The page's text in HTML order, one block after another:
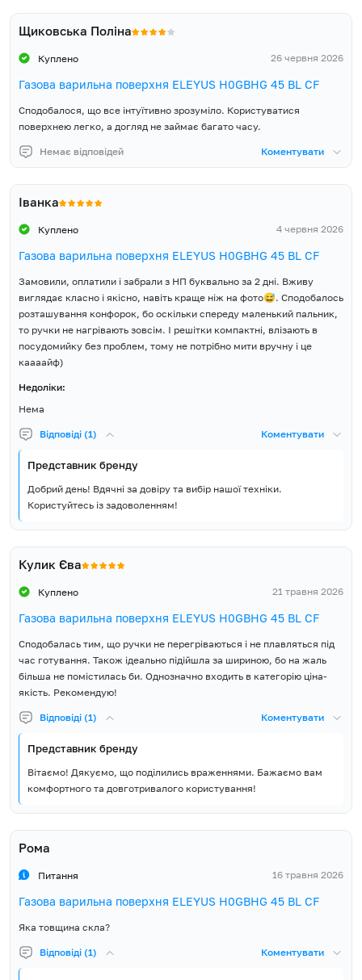
мм
Вага Нетто, кг 9.93
Країна виробник товару
Комплект постачання
Варильна поверхня,
Монтажний комплект,
Кабель живлення з вилкою,
Додатковий комплект
Підключення без зайвих зусиль
Підключати варильну поверхню до газової магістралі чи
балона? Обирати вам, адже разом з варильною поверхнею ви
отримуєте додатковий набір жиклерів та повний монтажний
комплект.
Компанія ELEYUS впевнена в якості та надійності вбудованої
та забезпечує широку і доступну мережу сервісних центрів у
кожному регіоні України.
Щиковська Поліна
Куплено 26 червня 2026
Газова варильна поверхня ELEYUS H0GBHG 45 BL CF
Сподобалося, що все інтуїтивно зрозуміло. Користуватися
поверхнею легко, а догляд не займає багато часу.
Немає відповідей Коментувати
Іванка
Куплено 4 червня 2026
Газова варильна поверхня ELEYUS H0GBHG 45 BL CF
Замовили, оплатили і забрали з НП буквально за 2 дні. Вживу
виглядає класно і якісно, навіть краще ніж на фото😅. Сподобалось
розташування конфорок, бо оскільки спереду маленький пальник,
то ручки не нагрівають зовсім. І решітки компактні, влізають в
посудомийку без проблем, тому не потрібно мити вручну і це
каааайф)
Недоліки:
Нема
Відповіді (1) Коментувати
Представник бренду
Добрий день! Вдячні за довіру та вибір нашої техніки.
Користуйтесь із задоволенням!
Кулик Єва
Куплено 21 травня 2026
Газова варильна поверхня ELEYUS H0GBHG 45 BL CF
Сподобалась тим, що ручки не перегріваються і не плавляться під
час готування. Також ідеально підійшла за шириною, бо на жаль
більша не помістилась би. Однозначно входить в категорію ціна-
якість. Рекомендую!
Відповіді (1) Коментувати
Представник бренду
Вітаємо! Дякуємо, що поділились враженнями. Бажаємо вам
комфортного та довготривалого користування!
Рома
Питання 16 травня 2026
Газова варильна поверхня ELEYUS H0GBHG 45 BL CF
Яка товщина скла?
Відповіді (1) Коментувати